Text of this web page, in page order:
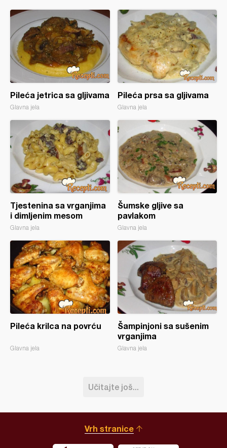
Pileća jetrica sa gljivama
Glavna jela
Pileća prsa sa gljivama
Glavna jela
Tjestenina sa vrganjima
i dimljenim mesom
Glavna jela
Šumske gljive sa
pavlakom
Glavna jela
Pileća krilca na povrću
Glavna jela
Šampinjoni sa sušenim
vrganjima
Glavna jela
Učitajte još...
Vrh stranice